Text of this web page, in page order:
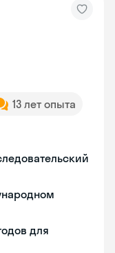
13 лет опыта
для